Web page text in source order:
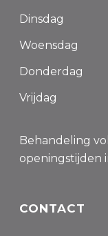
Dinsdag
Woensdag
Donderdag
Vrijdag
Behandeling
openingstijden
CONTACT